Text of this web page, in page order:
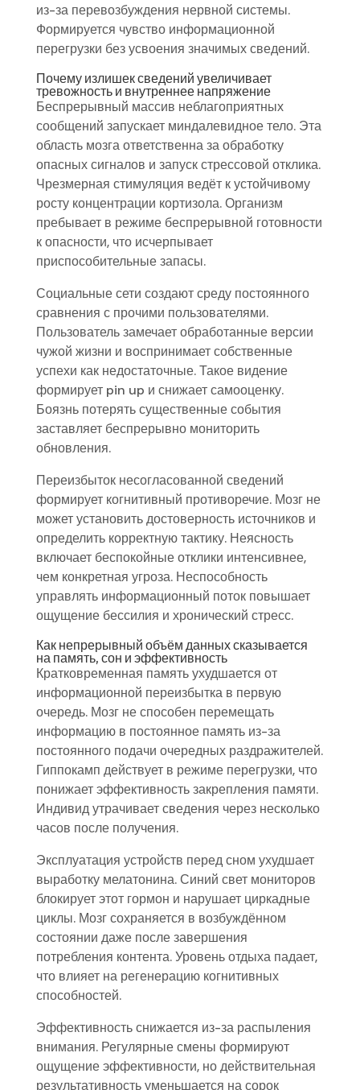
из-за перевозбуждения нервной системы.
Формируется чувство информационной
перегрузки без усвоения значимых сведений.
Почему излишек сведений увеличивает
тревожность и внутреннее напряжение
Беспрерывный массив неблагоприятных
сообщений запускает миндалевидное тело. Эта
область мозга ответственна за обработку
опасных сигналов и запуск стрессовой отклика.
Чрезмерная стимуляция ведёт к устойчивому
росту концентрации кортизола. Организм
пребывает в режиме беспрерывной готовности
к опасности, что исчерпывает
приспособительные запасы.
Социальные сети создают среду постоянного
сравнения с прочими пользователями.
Пользователь замечает обработанные версии
чужой жизни и воспринимает собственные
успехи как недостаточные. Такое видение
формирует pin up и снижает самооценку.
Боязнь потерять существенные события
заставляет беспрерывно мониторить
обновления.
Переизбыток несогласованной сведений
формирует когнитивный противоречие. Мозг не
может установить достоверность источников и
определить корректную тактику. Неясность
включает беспокойные отклики интенсивнее,
чем конкретная угроза. Неспособность
управлять информационный поток повышает
ощущение бессилия и хронический стресс.
Как непрерывный объём данных сказывается
на память, сон и эффективность
Кратковременная память ухудшается от
информационной переизбытка в первую
очередь. Мозг не способен перемещать
информацию в постоянное память из-за
постоянного подачи очередных раздражителей.
Гиппокамп действует в режиме перегрузки, что
понижает эффективность закрепления памяти.
Индивид утрачивает сведения через несколько
часов после получения.
Эксплуатация устройств перед сном ухудшает
выработку мелатонина. Синий свет мониторов
блокирует этот гормон и нарушает циркадные
циклы. Мозг сохраняется в возбуждённом
состоянии даже после завершения
потребления контента. Уровень отдыха падает,
что влияет на регенерацию когнитивных
способностей.
Эффективность снижается из-за распыления
внимания. Регулярные смены формируют
ощущение эффективности, но действительная
результативность уменьшается на сорок